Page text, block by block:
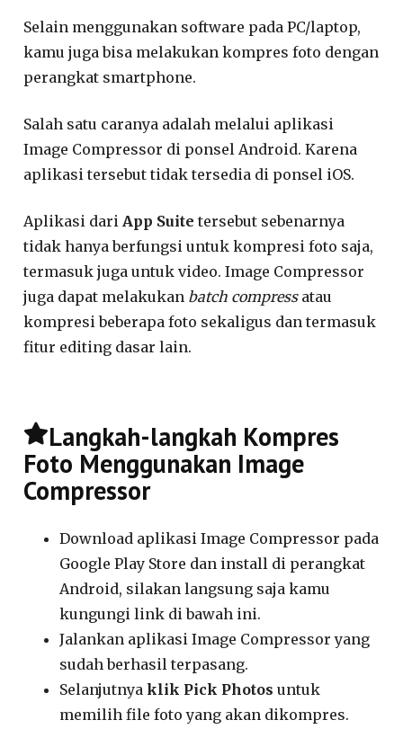
Selain menggunakan software pada PC/laptop,
kamu juga bisa melakukan kompres foto dengan
perangkat smartphone.
Salah satu caranya adalah melalui aplikasi
Image Compressor di ponsel Android. Karena
aplikasi tersebut tidak tersedia di ponsel iOS.
Aplikasi dari App Suite tersebut sebenarnya
tidak hanya berfungsi untuk kompresi foto saja,
termasuk juga untuk video. Image Compressor
juga dapat melakukan batch compressatau
kompresi beberapa foto sekaligus dan termasuk
fitur editing dasar lain.
Langkah-langkah Kompres
Foto Menggunakan Image
Compressor
Download aplikasi Image Compressor pada
Google Play Store dan install di perangkat
Android, silakan langsung saja kamu
kungungi link di bawah ini.
Jalankan aplikasi Image Compressor yang
sudah berhasil terpasang.
Selanjutnyaklik Pick Photos untuk
memilih file foto yang akan dikompres.